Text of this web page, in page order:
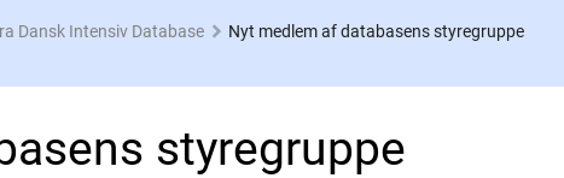
Dansk Intensiv Database Nyt medlem af databasens styregruppe
styregruppe